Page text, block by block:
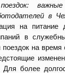
в
на питание
в
на время
более